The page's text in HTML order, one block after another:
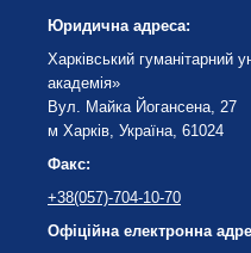
Юридична адреса:
Харківський гуманітарний
академія»
Вул. Майка Йогансена, 27
м Харків, Україна, 61024
Факс:
+38(057)-704-10-70
Офіційна електронна